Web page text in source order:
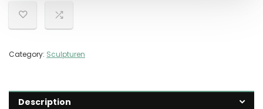
Category: Sculpturen
Description